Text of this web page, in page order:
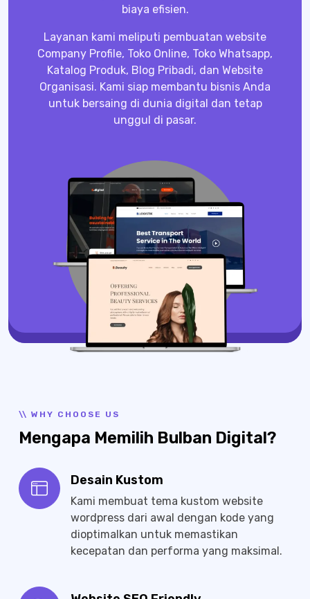
biaya efisien.
Layanan kami meliputi pembuatan website
Company Profile, Toko Online, Toko Whatsapp,
Katalog Produk, Blog Pribadi, dan Website
Organisasi. Kami siap membantu bisnis Anda
untuk bersaing di dunia digital dan tetap
unggul di pasar.
\\ WHY CHOOSE US
Mengapa Memilih Bulban Digital?
Desain Kustom
Kami membuat tema kustom website
wordpress dari awal dengan kode yang
dioptimalkan untuk memastikan
kecepatan dan performa yang maksimal.